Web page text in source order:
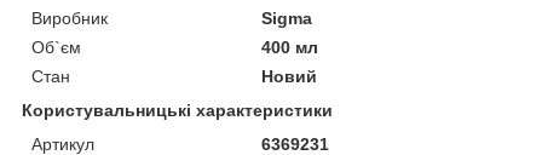
Виробник
Sigma
Об`єм
400 мл
Стан
Новий
Користувальницькі характеристики
Артикул
6369231